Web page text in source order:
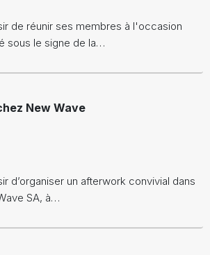
de réunir ses membres à l'occasion
sous le signe de la…
New Wave
d’organiser un afterwork convivial dans
SA, à…